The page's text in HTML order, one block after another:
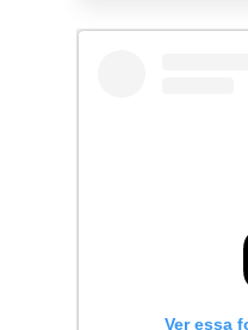
Ver essa